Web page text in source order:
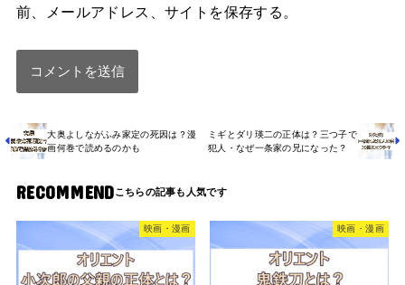
前、メールアドレス、サイトを保存する。
大奥よしながふみ家定の死因は？漫
画何巻で読めるのかも
ミギとダリ瑛二の正体は？三つ子で
犯人・なぜ一条家の兄になった？
RECOMMEND
映画・漫画 映画・漫画